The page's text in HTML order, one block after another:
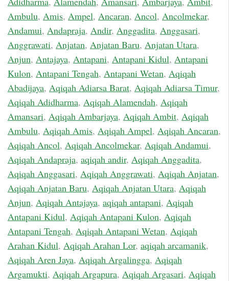
Ambulu, Amis, Ampel, Ancaran, Ancol, Ancolmekar,
Andamui, Andapraja, Andir, Anggadita, Anggasari,
Anggrawati, Anjatan, Anjatan Baru, Anjatan Utara,
Anjun, Antajaya, Antapani, Antapani Kidul, Antapani
Kulon, Antapani Tengah, Antapani Wetan, Aqiqah
Abadijaya, Aqiqah Adiarsa Barat, Aqiqah Adiarsa Timur,
Aqiqah Adidharma, Aqiqah Alamendah, Aqiqah
Amansari, Aqiqah Ambarjaya, Aqiqah Ambit, Aqiqah
Ambulu, Aqiqah Amis, Aqiqah Ampel, Aqiqah Ancaran,
Aqiqah Ancol, Aqiqah Ancolmekar, Aqiqah Andamui,
Aqiqah Andapraja, aqiqah andir, Aqiqah Anggadita,
Aqiqah Anggasari, Aqiqah Anggrawati, Aqiqah Anjatan,
Aqiqah Anjatan Baru, Aqiqah Anjatan Utara, Aqiqah
Anjun, Aqiqah Antajaya, aqiqah antapani, Aqiqah
Antapani Kidul, Aqiqah Antapani Kulon, Aqiqah
Antapani Tengah, Aqiqah Antapani Wetan, Aqiqah
Arahan Kidul, Aqiqah Arahan Lor, aqiqah arcamanik,
Aqiqah Aren Jaya, Aqiqah Argalingga, Aqiqah
Argamukti, Aqiqah Argapura, Aqiqah Argasari, Aqiqah